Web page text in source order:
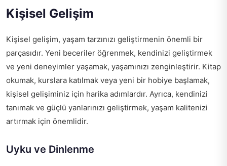
Kişisel Gelişim
Kişisel gelişim, yaşam tarzınızı geliştirmenin önemli bir
parçasıdır. Yeni beceriler öğrenmek, kendinizi geliştirmek
ve yeni deneyimler yaşamak, yaşamınızı zenginleştirir. Kitap
okumak, kurslara katılmak veya yeni bir hobiye başlamak,
kişisel gelişiminiz için harika adımlardır. Ayrıca, kendinizi
tanımak ve güçlü yanlarınızı geliştirmek, yaşam kalitenizi
artırmak için önemlidir.
Uyku ve Dinlenme